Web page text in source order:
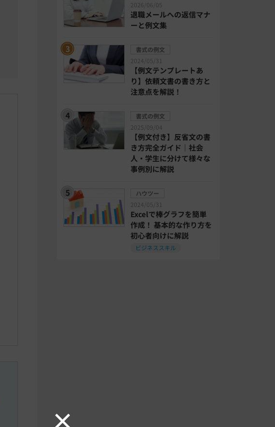
2026/06/05
退職メールへの返信マナ
ーと例文集
書式の例文
2024/05/31
【例文テンプレートあ
り】依頼文書の書き方と
注意点を解説！
書式の例文
2025/09/04
【例文付き】反省文の書
き方完全ガイド｜社会
人・学生に分けて様々な
事例別に解説
ハウツー
2024/05/31
Excelで棒グラフを簡単
作成！ 基本的な作り方を
初心者向けに解説
ビジネススキル